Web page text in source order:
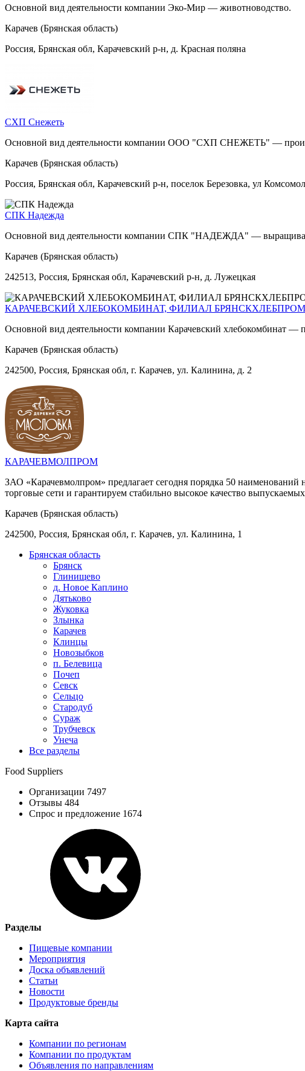
Основной вид деятельности компании Эко-Мир — животноводство.
Карачев (Брянская область)
Россия, Брянская обл, Карачевский р-н, д. Красная поляна
СХП Снежеть
Основной вид деятельности компании ООО "СХП СНЕЖЕТЬ" —
Карачев (Брянская область)
Россия, Брянская обл, Карачевский р-н, поселок Березовка, ул
СПК Надежда
Основной вид деятельности компании СПК "НАДЕЖДА" —
Карачев (Брянская область)
242513, Россия, Брянская обл, Карачевский р-н, д. Лужецкая
КАРАЧЕВСКИЙ ХЛЕБОКОМБИНАТ, ФИЛИАЛ БРЯНСКХЛЕБПРОМ
Основной вид деятельности компании Карачевский хлебокомбинат —
Карачев (Брянская область)
242500, Россия, Брянская обл, г. Карачев, ул. Калинина, д. 2
КАРАЧЕВМОЛПРОМ
ЗАО «Карачевмолпром» предлагает сегодня порядка 50
торговые сети и гарантируем стабильно высокое качество
Карачев (Брянская область)
242500, Россия, Брянская обл, г. Карачев, ул. Калинина, 1
Брянская область
Брянск
Глинищево
д. Новое Каплино
Дятьково
Жуковка
Злынка
Карачев
Клинцы
Новозыбков
п. Белевица
Почеп
Севск
Сельцо
Стародуб
Сураж
Трубчевск
Унеча
Все разделы
Food Suppliers
Организации 7497
Отзывы 484
Спрос и предложение 1674
Разделы
Пищевые компании
Мероприятия
Доска объявлений
Статьи
Новости
Продуктовые бренды
Карта сайта
Компании по регионам
Компании по продуктам
Объявления по направлениям